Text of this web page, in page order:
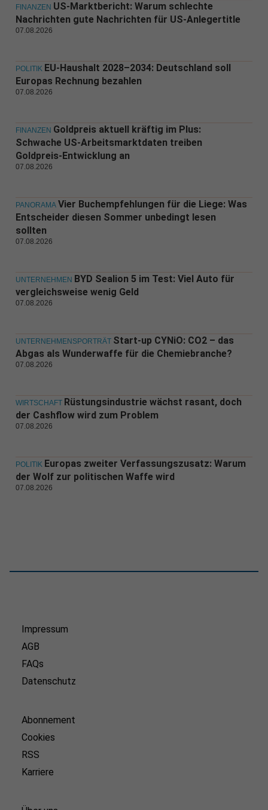
FINANZEN US-Marktbericht: Warum schlechte
Nachrichten gute Nachrichten für US-Anlegertitle
07.08.2026
POLITIK EU-Haushalt 2028–2034: Deutschland soll
Europas Rechnung bezahlen
07.08.2026
FINANZEN Goldpreis aktuell kräftig im Plus:
Schwache US-Arbeitsmarktdaten treiben
Goldpreis-Entwicklung an
07.08.2026
PANORAMA Vier Buchempfehlungen für die Liege: Was
Entscheider diesen Sommer unbedingt lesen
sollten
07.08.2026
UNTERNEHMEN BYD Sealion 5 im Test: Viel Auto für
vergleichsweise wenig Geld
07.08.2026
UNTERNEHMENSPORTRÄT Start-up CYNiO: CO2 – das
Abgas als Wunderwaffe für die Chemiebranche?
07.08.2026
WIRTSCHAFT Rüstungsindustrie wächst rasant, doch
der Cashflow wird zum Problem
07.08.2026
POLITIK Europas zweiter Verfassungszusatz: Warum
der Wolf zur politischen Waffe wird
07.08.2026
Impressum
AGB
FAQs
Datenschutz
Abonnement
Cookies
RSS
Karriere